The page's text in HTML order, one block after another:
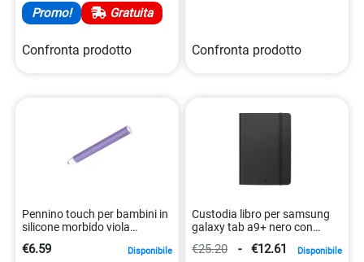
Promo! Gratuita
Confronta prodotto Confronta prodotto
Pennino touch per bambini in
silicone morbido viola
€6.59 Disponibile
Custodia libro per samsung
galaxy tab a9+ nero con
€25.20 - €12.61 Disponibile